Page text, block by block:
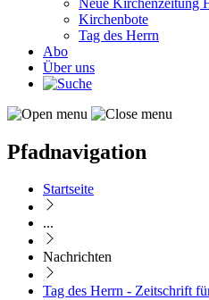
Kirchenbote
Tag des Herrn
Abo
Über uns
Pfadnavigation
Startseite
...
Nachrichten
Tag des Herrn - Zeitschrift